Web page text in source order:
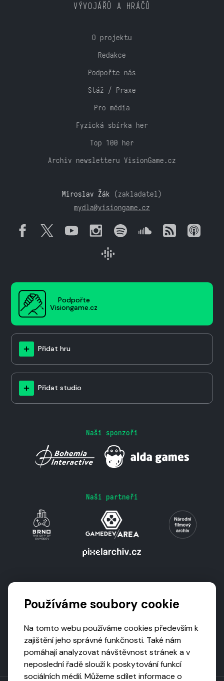
VÝVOJÁŘŮ A HRÁČŮ
O projektu
Redakce
Podpořte nás
Stáž / Praxe
Pro média
Fyzická sbírka her
Top 100 her
Archiv newsletteru VisionGame.cz
Miroslav Žák (zakladatel)
mydla@visiongame.cz
Podpořte
Visiongame.cz
Přidat hru
Přidat studio
Naši sponzoři
Naši partneři
Používáme soubory cookie
Na tomto webu používáme cookies především k
zajištění jeho správné funkčnosti. Také nám
pomáhají analyzovat návštěvnost stránek a v
neposlední řadě slouží k poskytování funkcí
sociálních médií. Můžeme sdílet informace o